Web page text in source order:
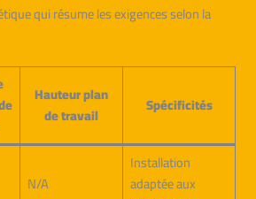
qui résume les exigences selon la
Hauteur plan
de travail
Spécificités
N/A
Installation
adaptée aux